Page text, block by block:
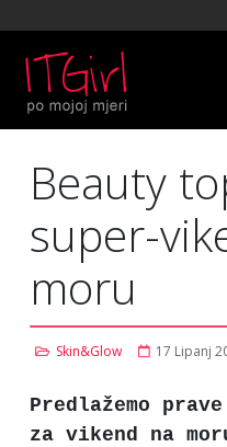
Beauty
super-
moru
Skin&Glow 17 Lipanj
Predlažemo
za vikend na